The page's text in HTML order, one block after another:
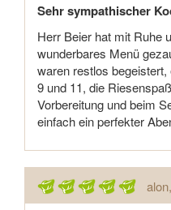
Sehr sympathischer
Herr Beier hat mit Ruhe
wunderbares Menü
waren restlos
9 und 11, die
Vorbereitung und beim
einfach ein perfekter
alon